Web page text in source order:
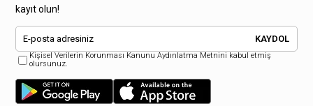
kayıt olun!
KAYDOL
Kişisel Verilerin Korunması Kanunu Aydınlatma Metnini kabul etmiş
olursunuz.